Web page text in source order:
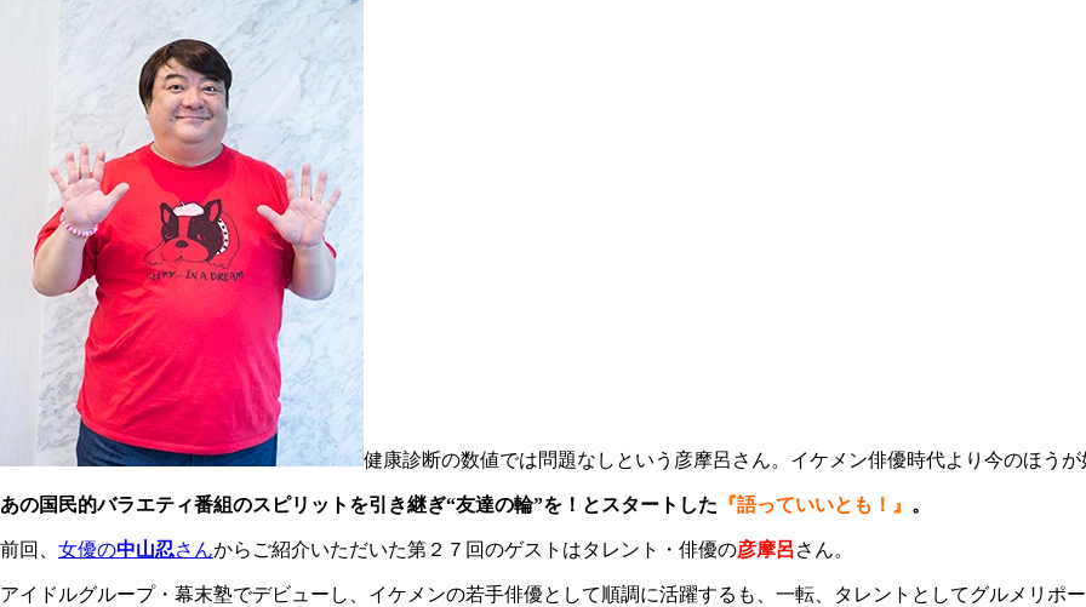
健康診断の数値では問題なしという彦摩呂さん。イケメン俳優時代より今のほう
あの国民的バラエティ番組のスピリットを引き継ぎ“友達の輪”を！とスタートした 『語っていいとも！』 。
前回、 女優の中山忍さんからご紹介いただいた第２７回のゲストはタレント・俳優の彦摩呂さん。
アイドルグループ・幕末塾でデビューし、イケメンの若手俳優として順調に活躍するも、一転、タレントとしてグルメリポ